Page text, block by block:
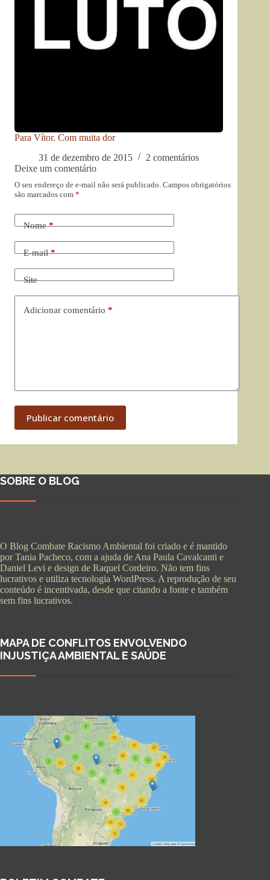
Para Vítor. Com muita dor
31 de dezembro de 2015
2 comentários
Deixe um comentário
O seu endereço de e-mail não será publicado. Campos obrigatórios
são marcados com *
Nome*
E-mail*
Site
Adicionar comentário *
Publicar comentário
SOBRE O BLOG
O Blog Combate Racismo Ambiental foi criado e é mantido
por Tania Pacheco, com a ajuda de Ana Paula Cavalcanti e
Daniel Levi e design de Raquel Cordeiro. Não tem fins
lucrativos e utiliza tecnologia WordPress. A reprodução de seu
conteúdo é incentivada, desde que citando a fonte e também
sem fins lucrativos.
MAPA DE CONFLITOS ENVOLVENDO
INJUSTIÇA AMBIENTAL E SAÚDE